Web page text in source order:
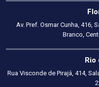
Av. Pref. Osmar Cunha, 416,
Branco,
Rio
Rua Visconde de Pirajá, 414,